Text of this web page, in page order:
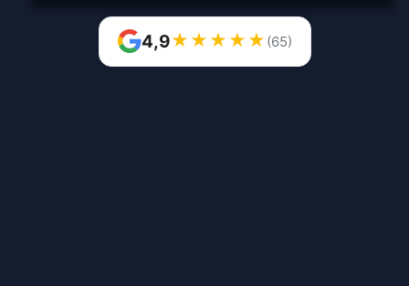
4,9★ ★ ★ ★ ★ (65)